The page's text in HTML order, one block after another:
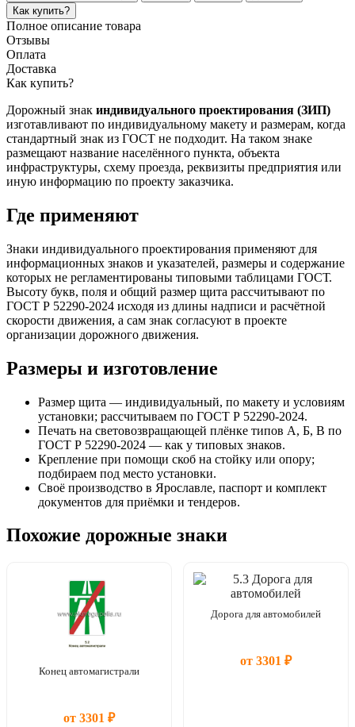
Как купить?
Полное описание товара
Отзывы
Оплата
Доставка
Как купить?
Дорожный знак индивидуального проектирования (ЗИП)
изготавливают по индивидуальному макету и размерам, когда
стандартный знак из ГОСТ не подходит. На таком знаке
размещают название населённого пункта, объекта
инфраструктуры, схему проезда, реквизиты предприятия или
иную информацию по проекту заказчика.
Где применяют
Знаки индивидуального проектирования применяют для
информационных знаков и указателей, размеры и содержание
которых не регламентированы типовыми таблицами ГОСТ.
Высоту букв, поля и общий размер щита рассчитывают по
ГОСТ Р 52290-2024 исходя из длины надписи и расчётной
скорости движения, а сам знак согласуют в проекте
организации дорожного движения.
Размеры и изготовление
Размер щита — индивидуальный, по макету и условиям
установки; рассчитываем по ГОСТ Р 52290-2024.
Печать на световозвращающей плёнке типов А, Б, В по
ГОСТ Р 52290-2024 — как у типовых знаков.
Крепление при помощи скоб на стойку или опору;
подбираем под место установки.
Своё производство в Ярославле, паспорт и комплект
документов для приёмки и тендеров.
Похожие дорожные знаки
Конец автомагистрали
от 3301 ₽
Дорога для автомобилей
от 3301 ₽